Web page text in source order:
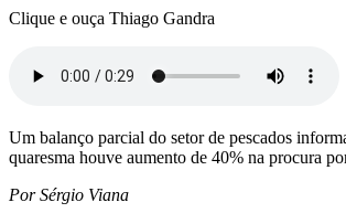
Clique e ouça Thiago Gandra
Um balanço parcial do setor de pescados
quaresma houve aumento de 40% na procura
Por Sérgio Viana